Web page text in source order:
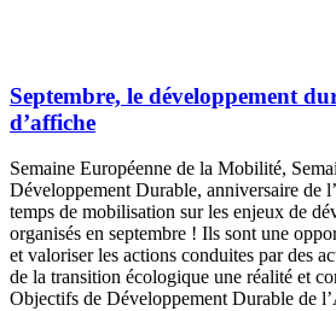
Septembre, le développement
d’affiche
Semaine Européenne de la Mobilité,
Développement Durable, anniversaire de
temps de mobilisation sur les enjeux de
organisés en septembre ! Ils sont une
et valoriser les actions conduites par des
de la transition écologique une réalité et
Objectifs de Développement Durable de